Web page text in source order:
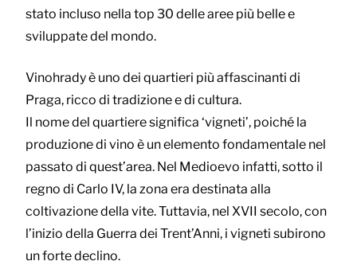
stato incluso nella top 30 delle aree più belle e
sviluppate del mondo.
Vinohrady è uno dei quartieri più affascinanti di
Praga, ricco di tradizione e di cultura.
Il nome del quartiere significa ‘vigneti’, poiché la
produzione di vino è un elemento fondamentale nel
passato di quest’area. Nel Medioevo infatti, sotto il
regno di Carlo IV, la zona era destinata alla
coltivazione della vite. Tuttavia, nel XVII secolo, con
l’inizio della Guerra dei Trent’Anni, i vigneti subirono
un forte declino.